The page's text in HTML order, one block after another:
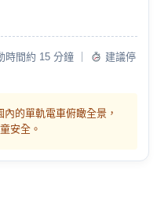
時間約 15 分鐘 ｜
建議停
內的單軌電車俯瞰全景，
安全。